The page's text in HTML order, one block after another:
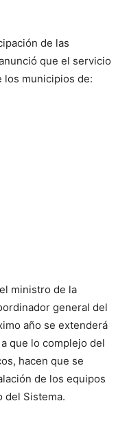
de las
que el servicio
los municipios de:
ministro de la
general del
año se extenderá
que lo complejo del
hacen que se
de los equipos
del Sistema.